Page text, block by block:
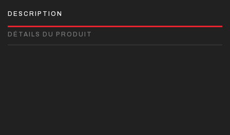
DESCRIPTION
DÉTAILS DU PRODUIT